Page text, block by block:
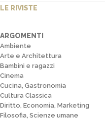
LE RIVISTE
ARGOMENTI
Ambiente
Arte e Architettura
Bambini e ragazzi
Cinema
Cucina, Gastronomia
Cultura Classica
Diritto, Economia, Marketing
Filosofia, Scienze umane